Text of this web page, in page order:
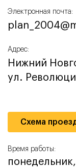
Электронная почта:
Адрес:
Нижний
ул.
Схема
Время работы: